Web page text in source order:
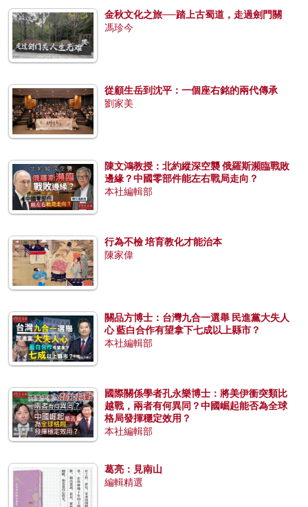
金秋文化之旅──踏上古蜀道，走過劍門關
馮珍今
從顧生岳到沈平：一個座右銘的兩代傳承
劉家美
陳文鴻教授：北約縱深空襲 俄羅斯瀕臨戰敗
邊緣？中國零部件能左右戰局走向？
本社編輯部
行為不檢 培育教化才能治本
陳家偉
關品方博士：台灣九合一選舉 民進黨大失人
心 藍白合作有望拿下七成以上縣市？
本社編輯部
國際關係學者孔永樂博士：將美伊衝突類比
越戰，兩者有何異同？中國崛起能否為全球
格局發揮穩定效用？
本社編輯部
葛亮：見南山
編輯精選